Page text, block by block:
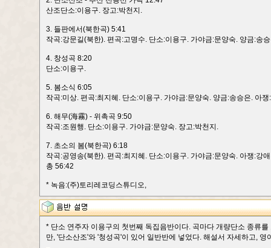
산조단소:이용구. 장고:박천지.
3. 들판에서(북한곡) 5:41
작곡:강문길(북한). 편곡:고명수. 단소:이용구. 가야금:문양숙. 양금:송
4. 창성곡 8:20
단소:이용구.
5. 봄소식 6:05
작곡:미상. 편곡:최지혜. 단소:이용구. 가야금:문양숙. 양금:송승은. 아
6. 해무(海霧) - 위촉곡 9:50
작곡:조원행. 단소:이용구. 가야금:문양숙. 장고:박천지.
7. 초소의 봄(북한곡) 6:18
작곡:공영송(북한). 편곡:최지혜. 단소:이용구. 가야금:문양숙. 아쟁:강
총 56:42
* 녹음:(주)토리레코딩스튜디오,
* 단소 연주자 이용구의 첫번째 독집음반이다. 곡마다 개량단소 종류
만, '단소산조'와 '청성곡'이 있어 일반반에 넣었다. 해설서 자세하고, 영